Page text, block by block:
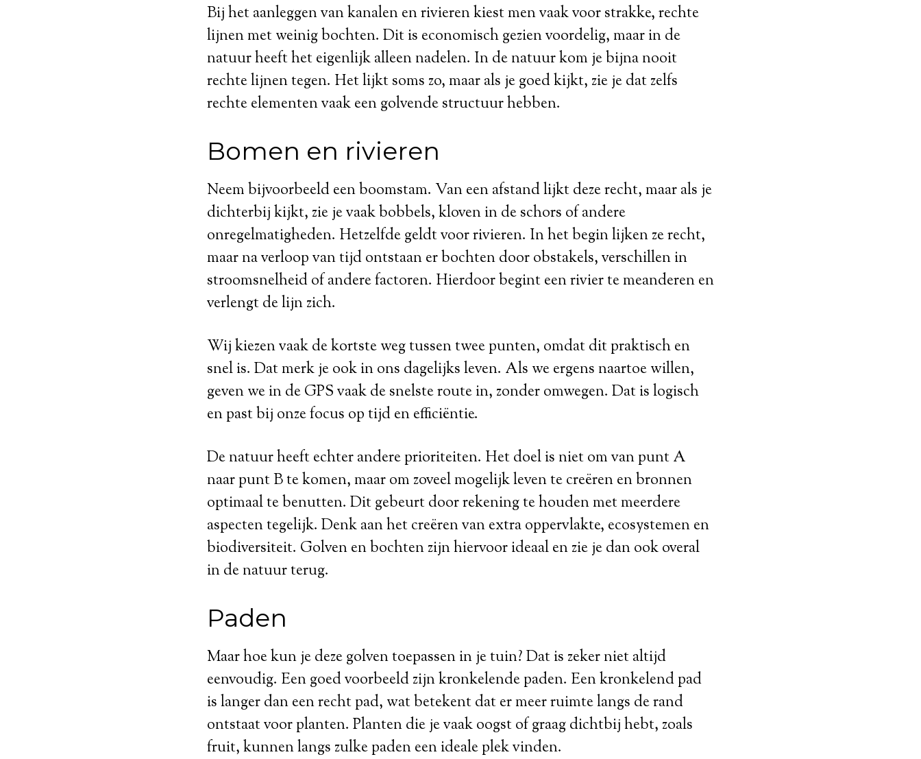
Bij het aanleggen van kanalen en rivieren kiest men vaak voor strakke, rechte
lijnen met weinig bochten. Dit is economisch gezien voordelig, maar in de
natuur heeft het eigenlijk alleen nadelen. In de natuur kom je bijna nooit
rechte lijnen tegen. Het lijkt soms zo, maar als je goed kijkt, zie je dat zelfs
rechte elementen vaak een golvende structuur hebben.
Bomen en rivieren
Neem bijvoorbeeld een boomstam. Van een afstand lijkt deze recht, maar als je
dichterbij kijkt, zie je vaak bobbels, kloven in de schors of andere
onregelmatigheden. Hetzelfde geldt voor rivieren. In het begin lijken ze recht,
maar na verloop van tijd ontstaan er bochten door obstakels, verschillen in
stroomsnelheid of andere factoren. Hierdoor begint een rivier te meanderen en
verlengt de lijn zich.
Wij kiezen vaak de kortste weg tussen twee punten, omdat dit praktisch en
snel is. Dat merk je ook in ons dagelijks leven. Als we ergens naartoe willen,
geven we in de GPS vaak de snelste route in, zonder omwegen. Dat is logisch
en past bij onze focus op tijd en efficiëntie.
De natuur heeft echter andere prioriteiten. Het doel is niet om van punt A
naar punt B te komen, maar om zoveel mogelijk leven te creëren en bronnen
optimaal te benutten. Dit gebeurt door rekening te houden met meerdere
aspecten tegelijk. Denk aan het creëren van extra oppervlakte, ecosystemen en
biodiversiteit. Golven en bochten zijn hiervoor ideaal en zie je dan ook overal
in de natuur terug.
Paden
Maar hoe kun je deze golven toepassen in je tuin? Dat is zeker niet altijd
eenvoudig. Een goed voorbeeld zijn kronkelende paden. Een kronkelend pad
is langer dan een recht pad, wat betekent dat er meer ruimte langs de rand
ontstaat voor planten. Planten die je vaak oogst of graag dichtbij hebt, zoals
fruit, kunnen langs zulke paden een ideale plek vinden.